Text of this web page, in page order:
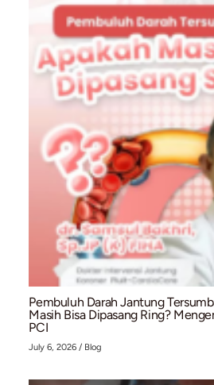
Memahami Pemeriksaan
Waktu yang Tepat untuk
July 10, 2026/Blog